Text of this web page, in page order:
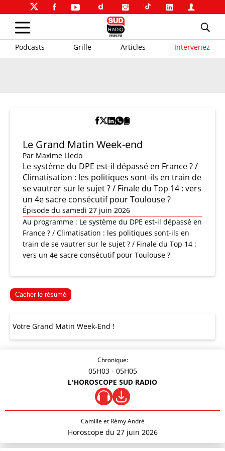
Podcasts Grille Articles Intervenez
Le Grand Matin Week-end
Par Maxime Lledo
Le système du DPE est-il dépassé en France ? /
Climatisation : les politiques sont-ils en train de
se vautrer sur le sujet ? / Finale du Top 14 : vers
un 4e sacre consécutif pour Toulouse ?
Épisode du samedi 27 juin 2026
Au programme : Le système du DPE est-il dépassé en
France ? / Climatisation : les politiques sont-ils en
train de se vautrer sur le sujet ? / Finale du Top 14 :
vers un 4e sacre consécutif pour Toulouse ?
Cacher le résumé
Votre Grand Matin Week-End !
Chronique:
05H03 - 05H05
L'HOROSCOPE SUD RADIO
Camille et Rémy André
Horoscope du 27 juin 2026